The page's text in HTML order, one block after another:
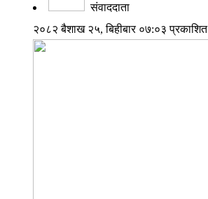
संवाददाता
२०८२ बैशाख २५, बिहीबार ०७:०३ प्रकाशित